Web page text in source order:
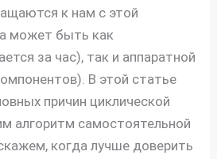
к нам с этой
может быть как
за час), так и аппаратной
В этой статье
причин циклической
алгоритм самостоятельной
когда лучше доверить